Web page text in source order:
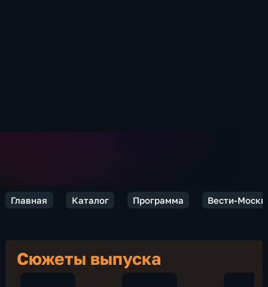
Главная Каталог Программа Вести-
Сюжеты выпуска